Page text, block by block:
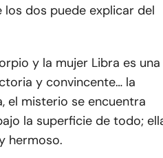
dos puede explicar del
y la mujer Libra es una
y convincente… la
el misterio se encuentra
la superficie de todo;
hermoso.